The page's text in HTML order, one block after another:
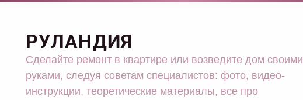
РУЛАНДИЯ
Сделайте ремонт в квартире или возведите дом своими
руками, следуя советам специалистов: фото, видео-
инструкции, теоретические материалы, все про